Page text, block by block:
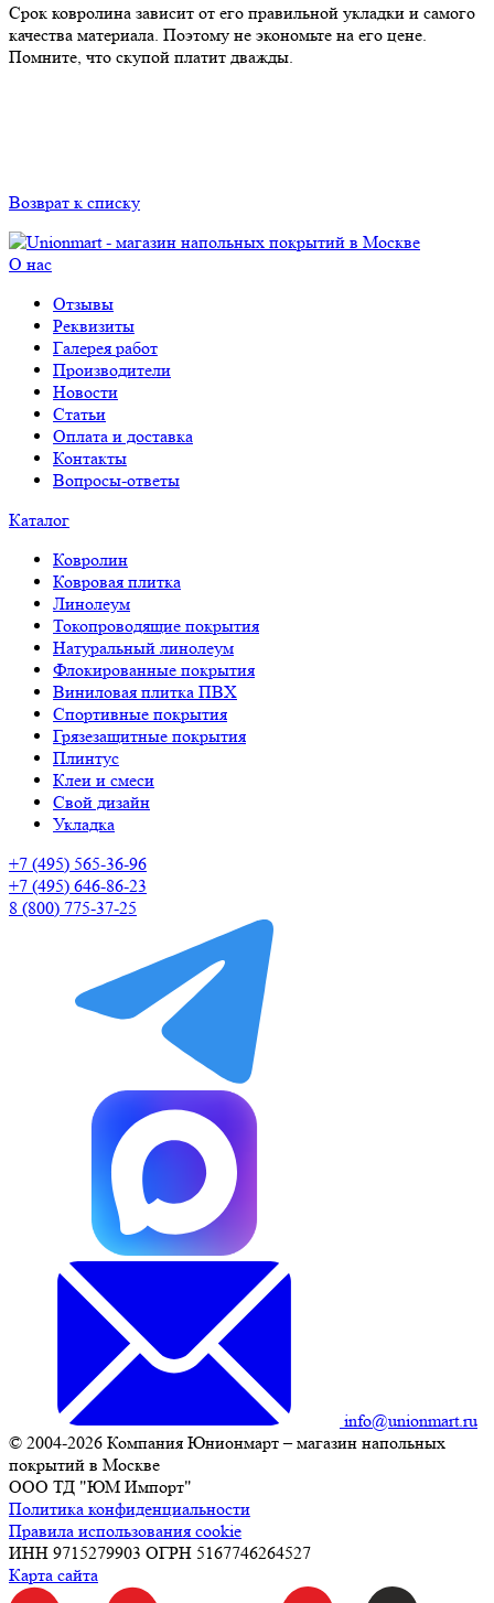
Срок ковролина зависит от его правильной укладки и самого
качества материала. Поэтому не экономьте на его цене.
Помните, что скупой платит дважды.
Возврат к списку
О нас
Отзывы
Реквизиты
Галерея работ
Производители
Новости
Статьи
Оплата и доставка
Контакты
Вопросы-ответы
Каталог
Ковролин
Ковровая плитка
Линолеум
Токопроводящие покрытия
Натуральный линолеум
Флокированные покрытия
Виниловая плитка ПВХ
Спортивные покрытия
Грязезащитные покрытия
Плинтус
Клеи и смеси
Свой дизайн
Укладка
+7 (495) 565-36-96
+7 (495) 646-86-23
8 (800) 775-37-25
info@unionmart.ru
© 2004-2026 Компания Юнионмарт – магазин напольных
покрытий в Москве
ООО ТД "ЮМ Импорт"
Политика конфиденциальности
Правила использования cookie
ИНН 9715279903 ОГРН 5167746264527
Карта сайта